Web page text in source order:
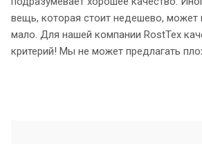
вещь, которая стоит недешево, может
мало. Для нашей компании RostTex
критерий! Мы не может предлагать